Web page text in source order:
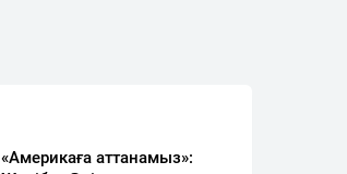
«Америкаға аттанамыз»: